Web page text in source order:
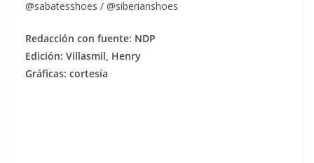
@sabatesshoes / @siberianshoes
Redacción con fuente: NDP
Edición: Villasmil, Henry
Gráficas: cortesía